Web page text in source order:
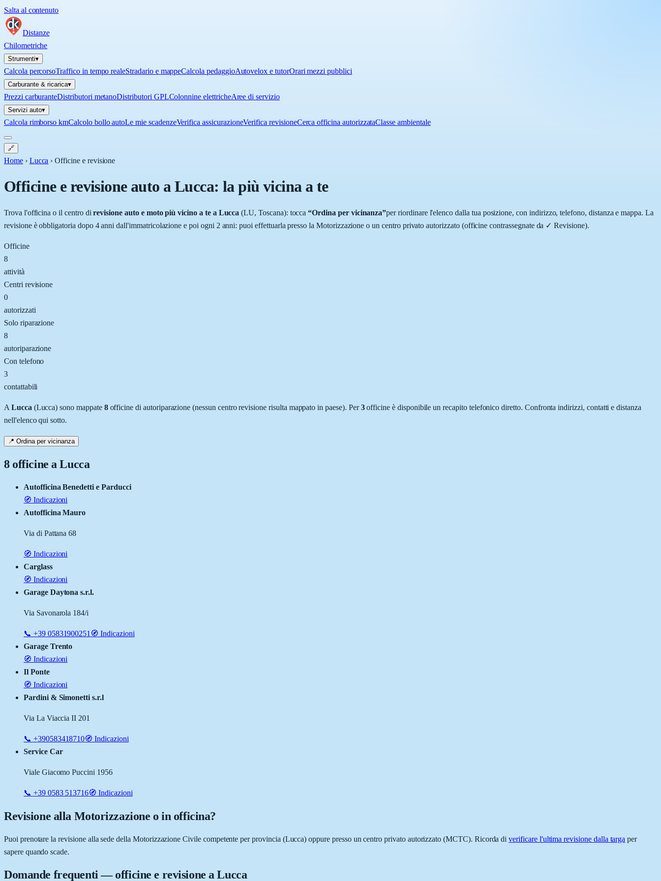
Salta al contenuto
Distanze
Chilometriche
Strumenti▾
Calcola percorsoTraffico in tempo realeStradario e mappeCalcola pedaggioAutovelox e tutorOrari mezzi pubblici
Carburante & ricarica▾
Prezzi carburanteDistributori metanoDistributori GPLColonnine elettricheAree di servizio
Servizi auto▾
Calcola rimborso kmCalcolo bollo autoLe mie scadenzeVerifica assicurazioneVerifica revisioneCerca officina autorizzataClasse ambientale
🔗
Home› Lucca › Officine e revisione
Officine e revisione auto aLucca: la più vicina a te
Trova l'officina o il centro di revisione auto e moto più vicino a te a Lucca (LU,Toscana): tocca“Ordina per vicinanza”per riordinare l'elenco dalla tua posizione, con indirizzo, telefono, distanza e mappa. La
revisione è obbligatoria dopo 4 anni dall'immatricolazione e poi ogni 2 anni: puoi effettuarla presso la Motorizzazione o un centro privato autorizzato (officine contrassegnate da ✓ Revisione).
Officine
8
attività
Centri revisione
0
autorizzati
Solo riparazione
8
autoriparazione
Con telefono
3
contattabili
A Lucca (Lucca) sono mappate 8 officine di autoriparazione (nessun centro revisione risulta mappato in paese). Per3 officine è disponibile un recapito telefonico diretto. Confronta indirizzi, contatti e distanza
nell'elenco qui sotto.
📍 Ordina per vicinanza
8officine aLucca
Autofficina Benedetti e Parducci
🧭 Indicazioni
Autofficina Mauro
Via di Pattana 68
🧭 Indicazioni
Carglass
🧭 Indicazioni
Garage Daytona s.r.l.
Via Savonarola 184/i
📞 +39 05831900251 🧭 Indicazioni
Garage Trento
🧭 Indicazioni
Il Ponte
🧭 Indicazioni
Pardini & Simonetti s.r.l
Via La Viaccia II 201
📞 +390583418710🧭 Indicazioni
Service Car
Viale Giacomo Puccini 1956
📞 +39 0583 513716🧭 Indicazioni
Revisione alla Motorizzazione o in officina?
Puoi prenotare la revisione alla sede della Motorizzazione Civile competente per provincia (Lucca) oppure presso un centro privato autorizzato (MCTC). Ricorda di verificare l'ultima revisione dalla targa per
sapere quando scade.
Domande frequenti — officine e revisione aLucca